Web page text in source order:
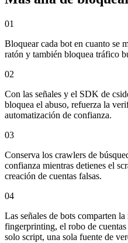
01
Bloquear cada bot en cuanto se
ratón y también bloquea tráfico
02
Con las señales y el SDK de
bloquea el abuso, refuerza la
automatización de confianza.
03
Conserva los crawlers de
confianza mientras detienes el
creación de cuentas falsas.
04
Las señales de bots comparten
fingerprinting, el robo de
solo script, una sola fuente de